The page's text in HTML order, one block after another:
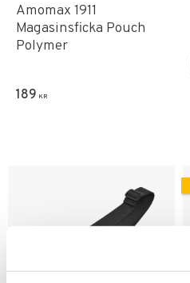
Amomax 1911
Magasinsficka Pouch
Polymer
189 KR